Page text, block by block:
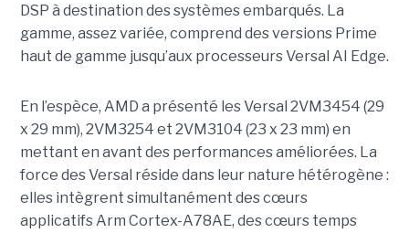
DSP à destination des systèmes embarqués. La
gamme, assez variée, comprend des versions Prime
haut de gamme jusqu’aux processeurs Versal AI Edge.
En l’espèce, AMD a présenté les Versal 2VM3454 (29
x 29 mm), 2VM3254 et 2VM3104 (23 x 23 mm) en
mettant en avant des performances améliorées. La
force des Versal réside dans leur nature hétérogène :
elles intègrent simultanément des cœurs
applicatifs Arm Cortex-A78AE, des cœurs temps